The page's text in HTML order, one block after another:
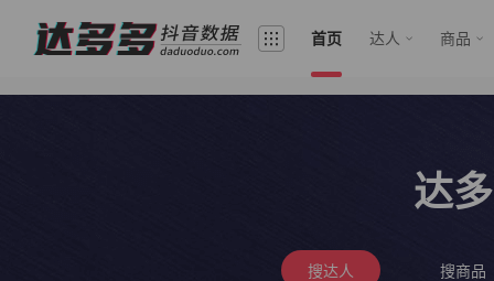
首页 达人 商品
达
搜达人 搜商品